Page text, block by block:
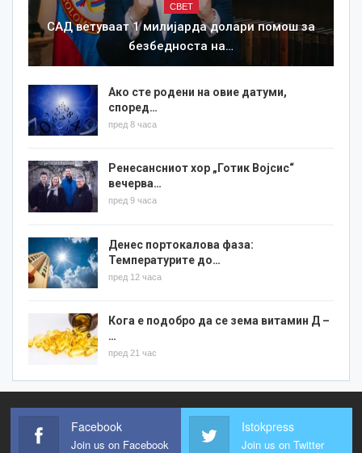
СВЕТ
САД ветуваат 1 милијарда долари помош за
безбедноста на…
Ако сте родени на овие датуми,
според…
пред 8 часа
Ренесансниот хор „Готик Војсис“
вечерва…
пред 9 часа
Денес портокалова фаза:
Температурите до…
пред 12 часа
Кога е подобро да се зема витамин Д –
…
пред 21 час
Facebook
Join us on Facebook
Istokpress
Join us on Twitter